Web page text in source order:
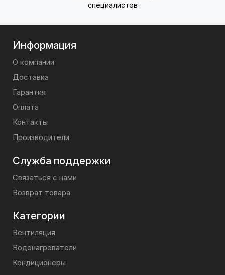
специалистов
Информация
О компании
Доставка
Гарантия
Оплата
Контакты
Производители
Служба поддержки
Связаться с нами
Возврат товара
Категории
Вентиляция
Водонагреватели
Кондиционеры